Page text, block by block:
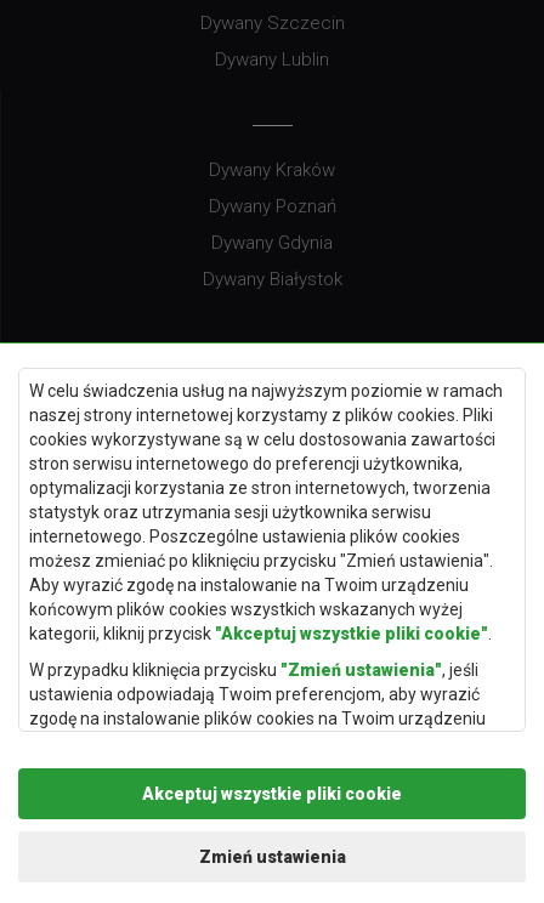
W celu świadczenia usług na najwyższym poziomie w ramach
naszej strony internetowej korzystamy z plików cookies. Pliki
cookies wykorzystywane są w celu dostosowania zawartości
stron serwisu internetowego do preferencji użytkownika,
optymalizacji korzystania ze stron internetowych, tworzenia
statystyk oraz utrzymania sesji użytkownika serwisu
internetowego. Poszczególne ustawienia plików cookies
możesz zmieniać po kliknięciu przycisku "Zmień ustawienia".
Aby wyrazić zgodę na instalowanie na Twoim urządzeniu
końcowym plików cookies wszystkich wskazanych wyżej
kategorii, kliknij przycisk "Akceptuj wszystkie pliki cookie"
W przypadku kliknięcia przycisku "Zmień ustawienia", jeśli
ustawienia odpowiadają Twoim preferencjom, aby wyrazić
zgodę na instalowanie plików cookies na Twoim urządzeniu
"Zapisz i zaakceptuj".
Podstawą przetwarzania danych osobowych, w zakresie w
administratora danych osobowych (Rugito Radosław Bartosik z
Akceptuj wszystkie pliki cookie
Zmień ustawienia
Dywany Szczecin
Dywany Lublin
Dywany Kraków
Dywany Poznań
Dywany Gdynia
Dywany Białystok
Dywany Kielce
Dywany Gdańsk
Dywany Toruń
Dywany Bydgoszcz
Dywany Łódź
Dywany Katowice
Dywany Rzeszów
Dywany Częstochowa